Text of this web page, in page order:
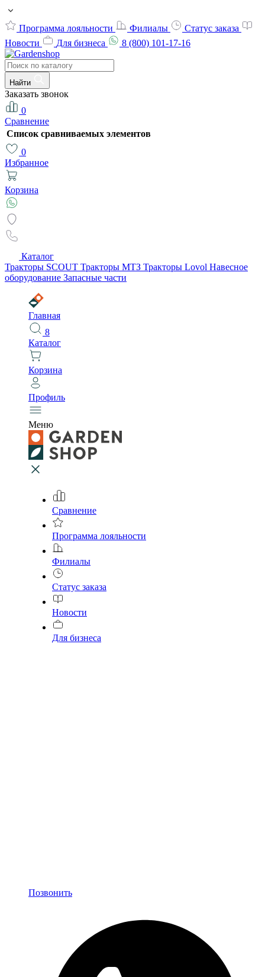
Программа лояльности Филиалы
Статус заказа
Новости
Для бизнеса 8 (800) 101-17-16
Найти
Заказать звонок
0
Сравнение
Список сравниваемых элементов
0
Избранное
Корзина
Каталог
Тракторы SCOUT Тракторы МТЗ Тракторы Lovol Навесное
оборудование Запасные части
Главная
8
Каталог
Корзина
Профиль
Меню
Сравнение
Программа лояльности
Филиалы
Статус заказа
Новости
Для бизнеса
Позвонить